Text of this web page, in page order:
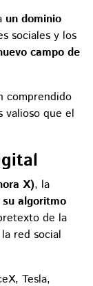
un dominio
sociales y los
campo de
comprendido
valioso que el
X), la
algoritmo
de la
red social
Tesla,